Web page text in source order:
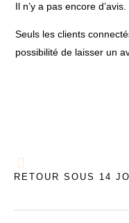
Il n’y a pas encore d’avis.
Seuls les clients
possibilité de laisser un
RETOUR SOUS 14